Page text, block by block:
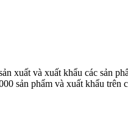
xuất và xuất khẩu các sản
sản phẩm và xuất khẩu trên